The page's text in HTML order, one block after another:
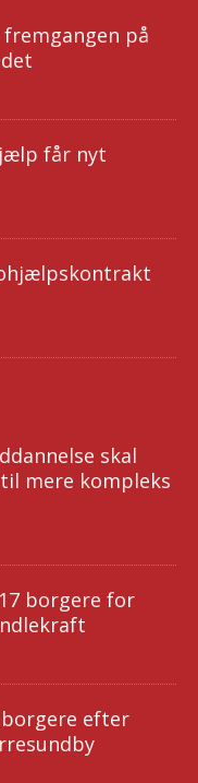
på
får nyt
skal
mere kompleks
borgere for
efter